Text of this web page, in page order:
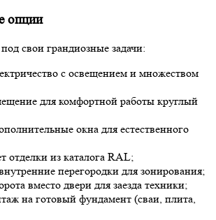
опции
свои грандиозные задачи:
с освещением и множеством
для комфортной работы круглый
окна для естественного
отделки из каталога RAL;
перегородки для зонирования;
вместо двери для заезда техники;
на готовый фундамент (сваи, плита,